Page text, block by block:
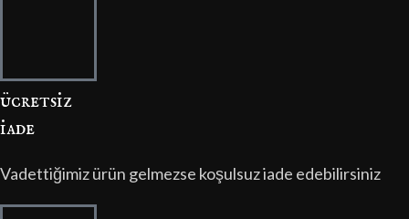
ücretsi̇z
i̇ade
Vadettiğimiz ürün gelmezse koşulsuz iade edebilirsiniz